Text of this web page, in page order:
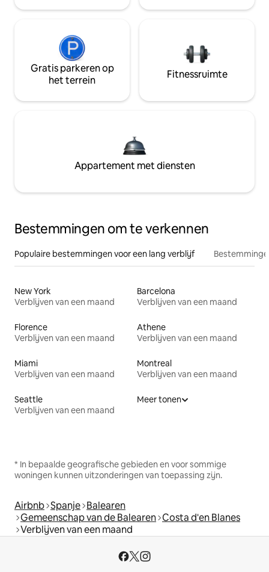
Gratis parkeren op
het terrein
Fitnessruimte
Appartement met diensten
Bestemmingen om te verkennen
Populaire bestemmingen voor een lang verblijf
New York
Verblijven van een maand
Barcelona
Verblijven van een maand
Florence
Verblijven van een maand
Athene
Verblijven van een maand
Miami
Verblijven van een maand
Montreal
Verblijven van een maand
Seattle
Verblijven van een maand
Meer tonen
* In bepaalde geografische gebieden en voor sommige
woningen kunnen uitzonderingen van toepassing zijn.
Airbnb Spanje Balearen
Gemeenschap van de Balearen Costa d'en Blanes
Verblijven van een maand